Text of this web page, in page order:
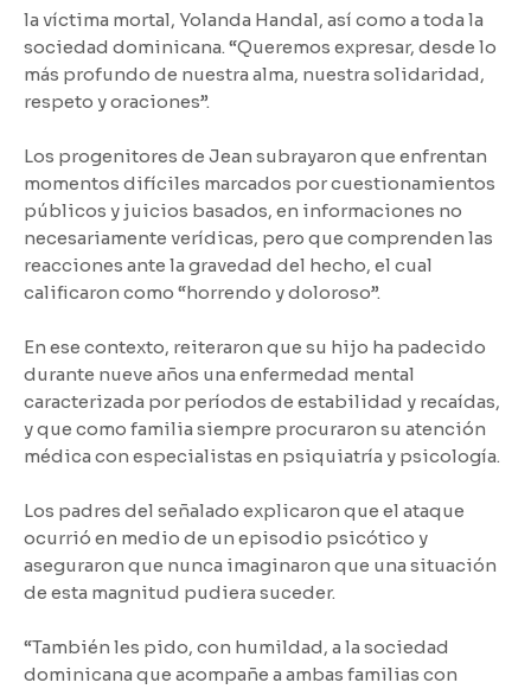
la víctima mortal, Yolanda Handal, así como a toda la
sociedad dominicana. “Queremos expresar, desde lo
más profundo de nuestra alma, nuestra solidaridad,
respeto y oraciones”.
Los progenitores de Jean subrayaron que enfrentan
momentos difíciles marcados por cuestionamientos
públicos y juicios basados, en informaciones no
necesariamente verídicas, pero que comprenden las
reacciones ante la gravedad del hecho, el cual
calificaron como “horrendo y doloroso”.
En ese contexto, reiteraron que su hijo ha padecido
durante nueve años una enfermedad mental
caracterizada por períodos de estabilidad y recaídas,
y que como familia siempre procuraron su atención
médica con especialistas en psiquiatría y psicología.
Los padres del señalado explicaron que el ataque
ocurrió en medio de un episodio psicótico y
aseguraron que nunca imaginaron que una situación
de esta magnitud pudiera suceder.
“También les pido, con humildad, a la sociedad
dominicana que acompañe a ambas familias con